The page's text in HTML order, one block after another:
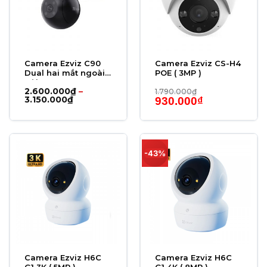
Camera Ezviz C90
Dual hai mắt ngoài
trời 2K+
2.600.000₫ –
3.150.000₫Khoảng
2.600.000₫
đến
Camera Ezviz CS-H4
POE ( 3MP )
1.790.000₫
Giá
gốc
1.790.000₫.
930.000₫Giá
là:
930.000₫.
Camera Ezviz H6C
-43%
Camera Ezviz H6C